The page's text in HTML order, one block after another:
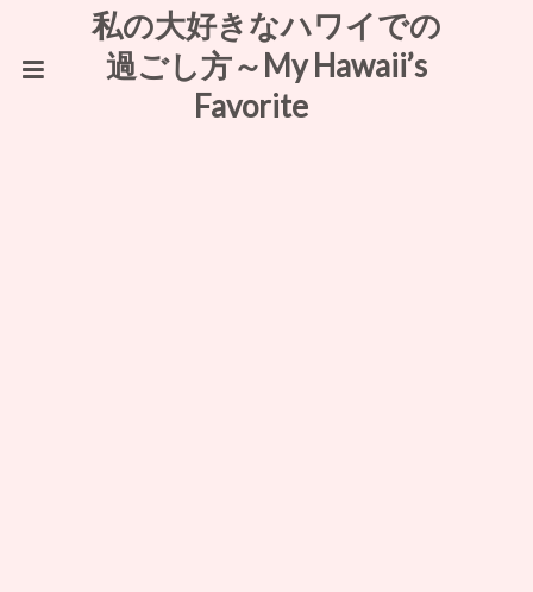
私の大好きなハワイでの
過ごし方～My Hawaii’s
Favorite